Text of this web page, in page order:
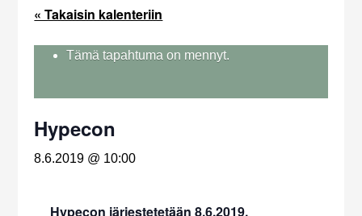
« Takaisin kalenteriin
Tämä tapahtuma on mennyt.
Hypecon
8.6.2019 @ 10:00
Hypecon järjestetetään 8.6.2019.